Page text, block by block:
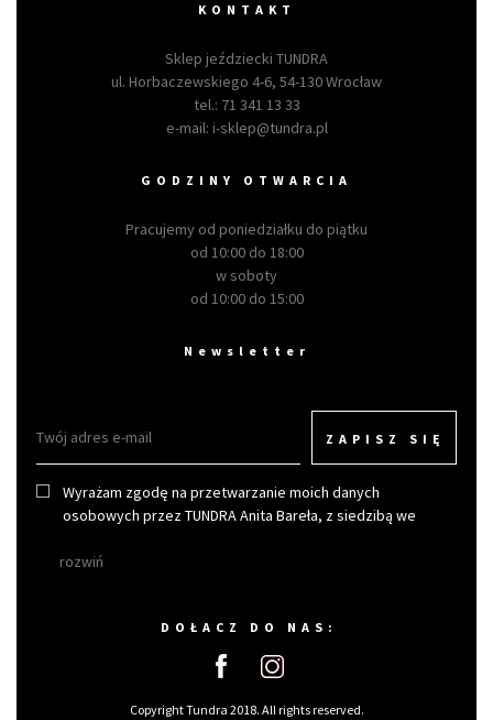
KONTAKT
Sklep jeździecki TUNDRA
ul. Horbaczewskiego 4-6, 54-130 Wrocław
tel.: 71 341 13 33
e-mail: i-sklep@tundra.pl
GODZINY OTWARCIA
Pracujemy od poniedziałku do piątku
od 10:00 do 18:00
w soboty
od 10:00 do 15:00
Newsletter
ZAPISZ SIĘ
Wyrażam zgodę na przetwarzanie moich danych
osobowych przez TUNDRA Anita Bareła, z siedzibą we
rozwiń
DOŁACZ DO NAS:
Copyright Tundra 2018. All rights reserved.